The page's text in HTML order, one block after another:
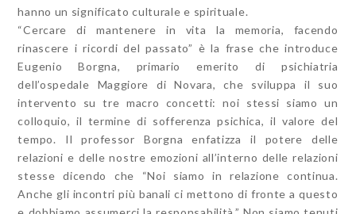
hanno un significato culturale e spirituale.
“Cercare di mantenere in vita la memoria, facendo
rinascere i ricordi del passato” è la frase che introduce
Eugenio Borgna, primario emerito di psichiatria
dell’ospedale Maggiore di Novara, che sviluppa il suo
intervento su tre macro concetti: noi stessi siamo un
colloquio, il termine di sofferenza psichica, il valore del
tempo. Il professor Borgna enfatizza il potere delle
relazioni e delle nostre emozioni all’interno delle relazioni
stesse dicendo che “Noi siamo in relazione continua.
Anche gli incontri più banali ci mettono di fronte a questo